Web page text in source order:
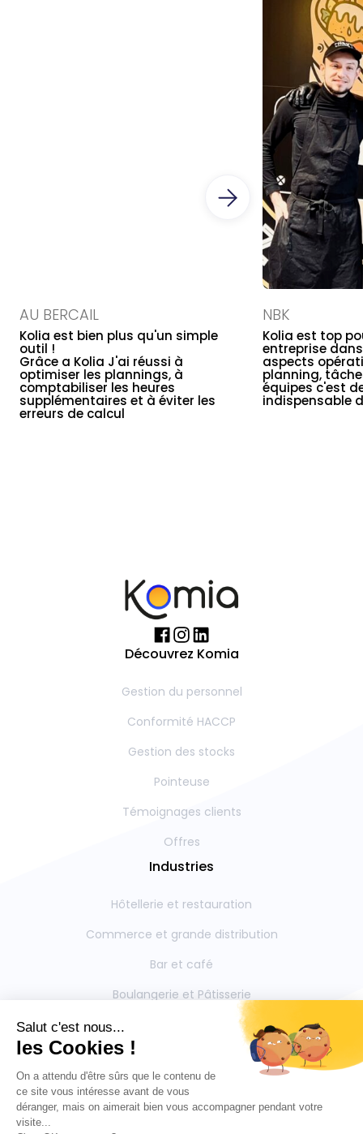
AU BERCAIL
Kolia est bien plus qu'un simple
outil !
Grâce a Kolia J'ai réussi à
optimiser les plannings, à
comptabiliser les heures
supplémentaires et à éviter les
erreurs de calcul
NBK
Kolia est top
entreprise
aspects
planning,
équipes c'est
indispensable
Découvrez Komia
Gestion du personnel
Conformité HACCP
Gestion des stocks
Pointeuse
Témoignages clients
Offres
Industries
Hôtellerie et restauration
Commerce et grande distribution
Bar et café
Boulangerie et Pâtisserie
Restauration collective
Boucherie et Charcuterie
Mentions légales